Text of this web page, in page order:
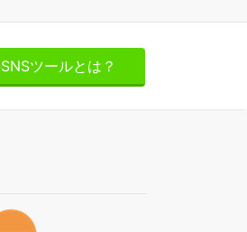
ツールとは？